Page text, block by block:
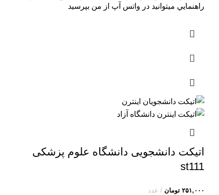
راهنمايي ميتوانيد در واتس آپ از من بپرسيد
اتیکت دانشجویی دانشگاه علوم پزشکی
st111
۲۵۱,۰۰۰ تومان عدد